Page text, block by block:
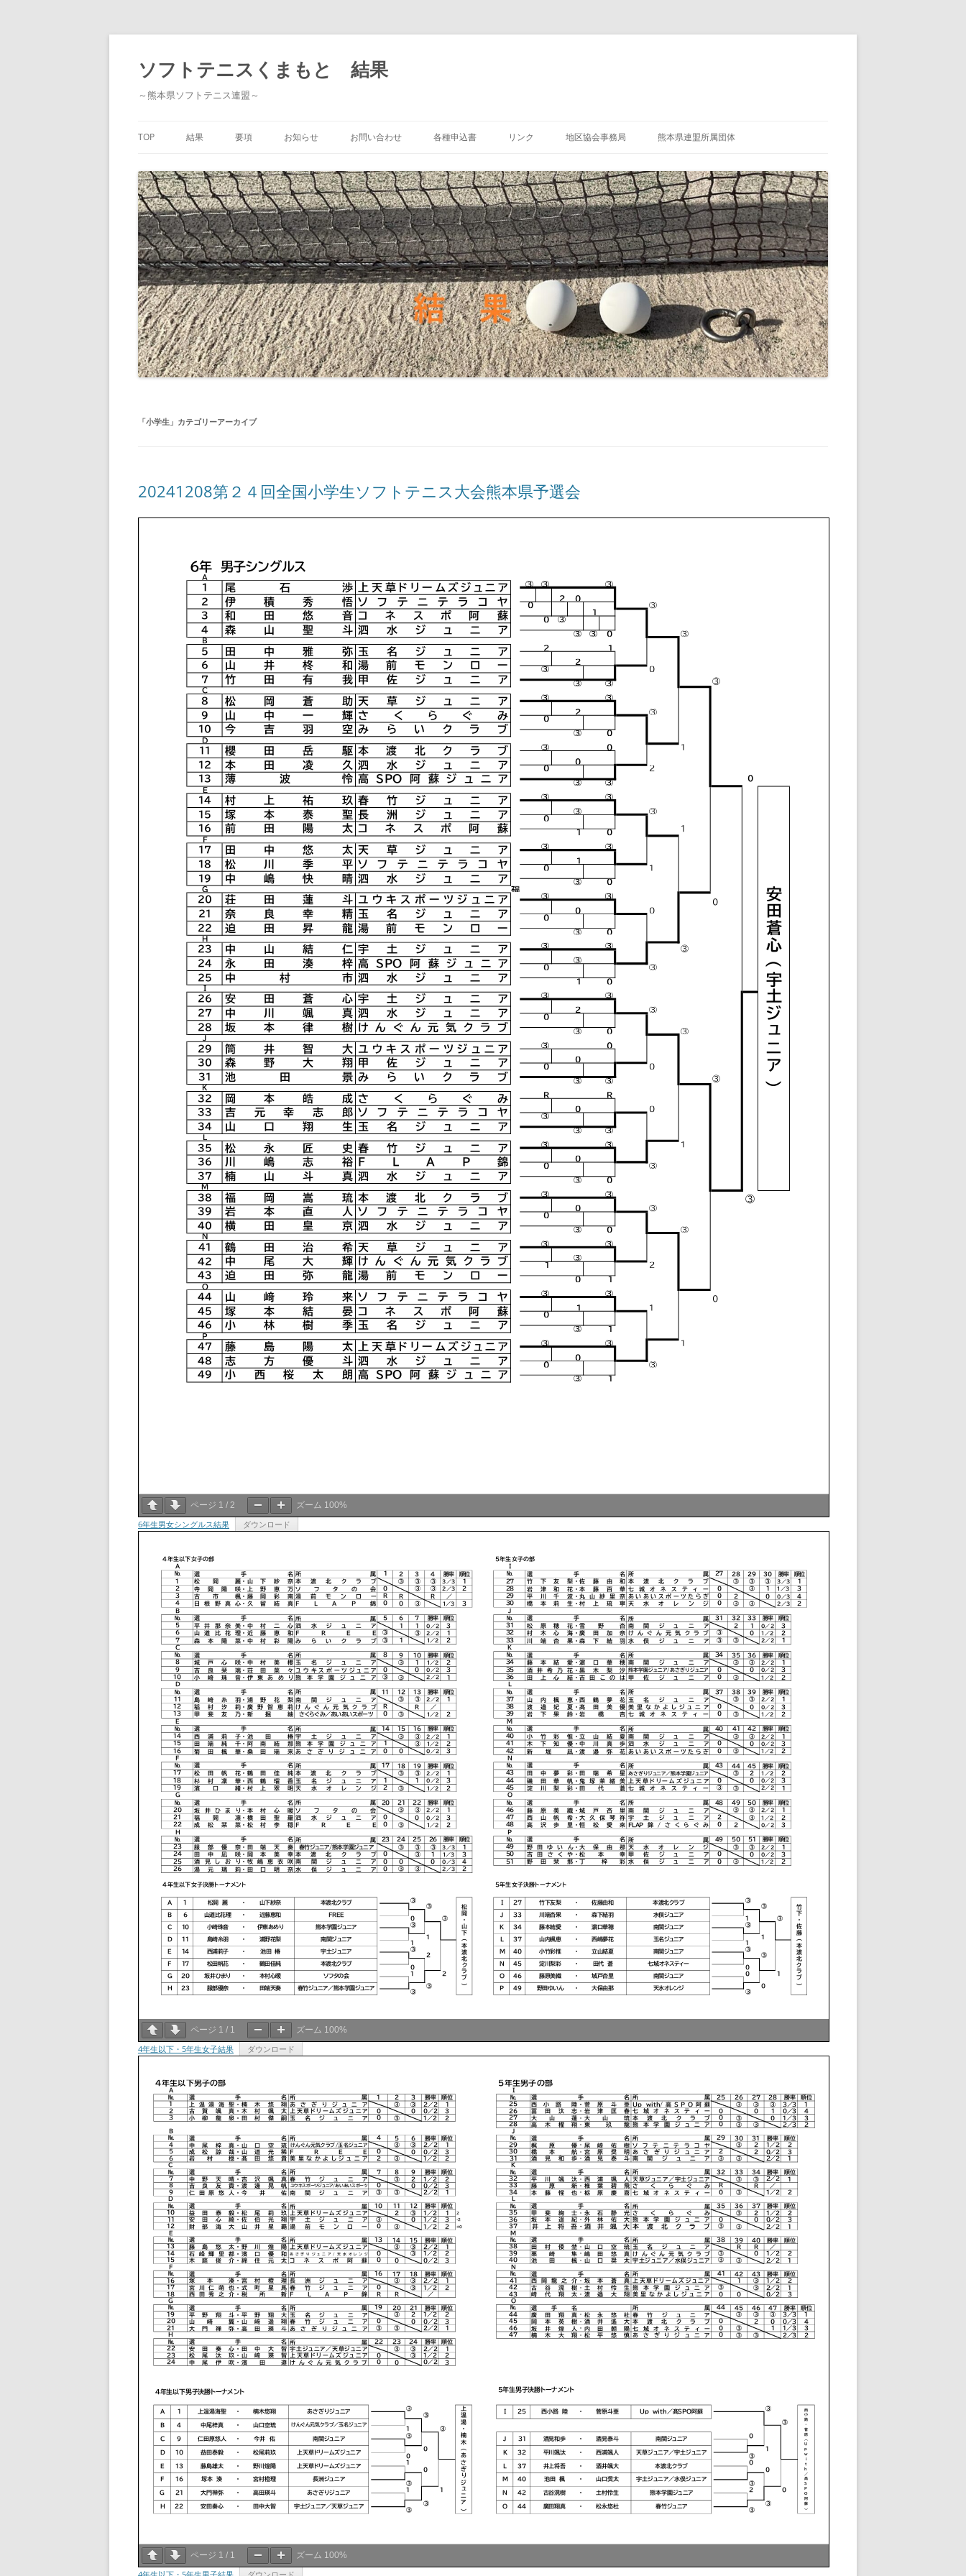
ソフトテニスくまもと 結果
～熊本県ソフトテニス連盟～
へ
ス
キ
ッ
プ
TOP 結果 要項 お知らせ お問い合わせ 各種申込書 リンク 地区協会事務局 熊本県連盟所属団体
用
「小学生 」カテゴリーアーカイブ
20241208第２４回全国小学生ソフトテニス大会熊本県予選会
ページ 1 / 2 ズーム 100%
6年生男女シングルス結果 ダウンロード
ページ 1 / 1 ズーム 100%
4年生以下・5年生女子結果 ダウンロード
ページ 1 / 1 ズーム 100%